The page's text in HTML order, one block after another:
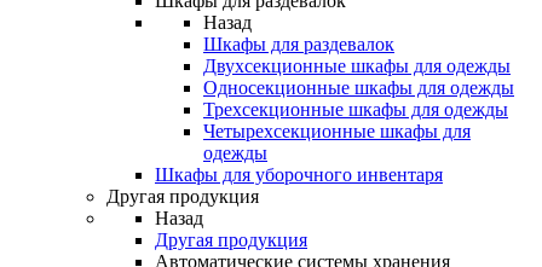
Назад
Шкафы для раздевалок
Двухсекционные шкафы для одежды
Односекционные шкафы для одежды
Трехсекционные шкафы для одежды
Четырехсекционные шкафы для
одежды
Шкафы для уборочного инвентаря
Другая продукция
Назад
Другая продукция
Автоматические системы хранения